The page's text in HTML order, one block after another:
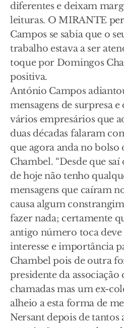
diferentes e deixam
leituras. O MIRANTE
Campos se sabia que o
trabalho estava a ser
toque por Domingos
positiva.
António Campos
mensagens de surpresa
vários empresários que
duas décadas falaram
que agora anda no bolso
Chambel. “Desde que
de hoje não tenho
mensagens que caíram
causa algum
fazer nada; certamente
antigo número toca deve
interesse e importância
Chambel pois de outra
presidente da associação
chamadas mas um ex-
alheio a esta forma de
Nersant depois de tantos